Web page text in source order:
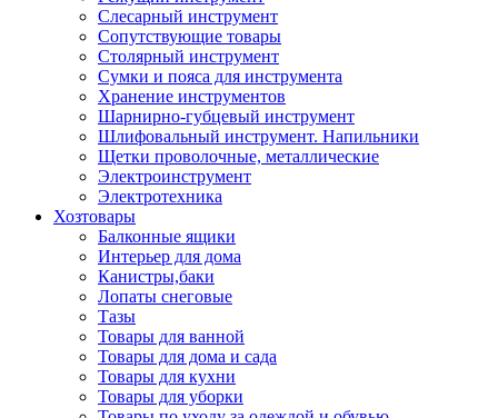
Слесарный инструмент
Сопутствующие товары
Столярный инструмент
Сумки и пояса для инструмента
Хранение инструментов
Шарнирно-губцевый инструмент
Шлифовальный инструмент. Напильники
Щетки проволочные, металлические
Электроинструмент
Электротехника
Хозтовары
Балконные ящики
Интерьер для дома
Канистры,баки
Лопаты снеговые
Тазы
Товары для ванной
Товары для дома и сада
Товары для кухни
Товары для уборки